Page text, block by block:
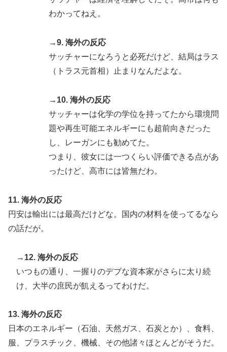
わかってねえ。
→9. 海外の反応
サッチャーになろうと必死だけど、結局はラス
（トラス元首相）止まりなんだよな。
→10. 海外の反応
サッチャーは化学の学位を持ってたから環境問
題や再生可能エネルギーにも超前向きだった
し、レーガンにも勧めてた。
つまり、彼女には一つくらい評価できる点があ
ったけど、高市には皆無だわ。
11. 海外の反応
円安は輸出には最高だけどな。国内の材料を使ってるなら
の話だが。
→12. 海外の反応
いつもの通り、一握りのデブな資本家がさらに太り続
け、大半の庶民が飢えるってわけだ。
13. 海外の反応
日本のエネルギー（石油、天然ガス、石炭とか）、食料、
服、プラスチック、機械、その他諸々ほとんどがそうだ。